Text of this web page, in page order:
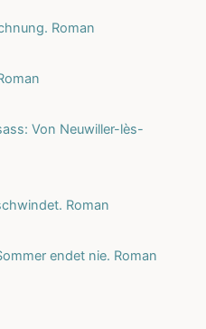
Roman
Von Neuwiller-lès-
Roman
endet nie. Roman